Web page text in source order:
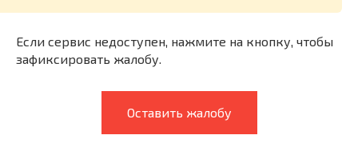
Если сервис недоступен, нажмите на кнопку, чтобы
зафиксировать жалобу.
Оставить жалобу